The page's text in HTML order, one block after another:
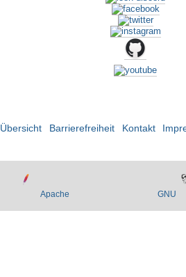
Übersicht Barrierefreiheit Kontakt
Apache GNU